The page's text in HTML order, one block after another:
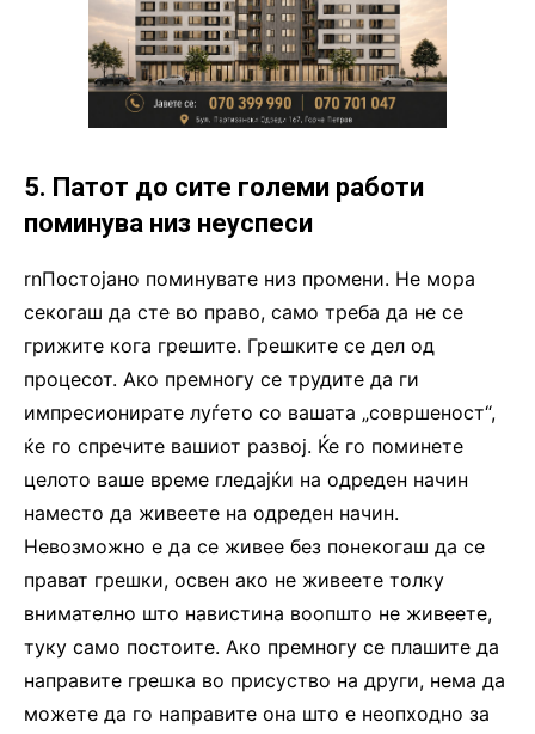
5. Патот до сите големи работи
поминува низ неуспеси
rnПостојано поминувате низ промени. Не мора
секогаш да сте во право, само треба да не се
грижите кога грешите. Грешките се дел од
процесот. Ако премногу се трудите да ги
импресионирате луѓето со вашата „совршеност“,
ќе го спречите вашиот развој. Ќе го поминете
целото ваше време гледајќи на одреден начин
наместо да живеете на одреден начин.
Невозможно е да се живее без понекогаш да се
прават грешки, освен ако не живеете толку
внимателно што навистина воопшто не живеете,
туку само постоите. Ако премногу се плашите да
направите грешка во присуство на други, нема да
можете да го направите она што е неопходно за